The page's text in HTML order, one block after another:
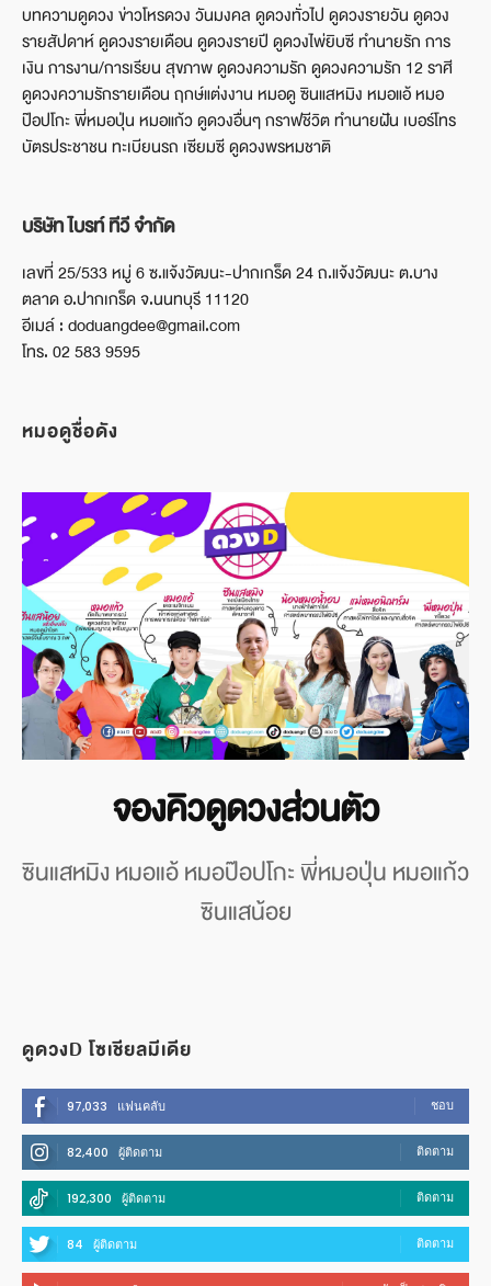
บทความดูดวง ข่าวโหรดวง วันมงคล ดูดวงทั่วไป ดูดวงรายวัน ดูดวง
รายสัปดาห์ ดูดวงรายเดือน ดูดวงรายปี ดูดวงไพ่ยิบซี ทำนายรัก การ
เงิน การงาน/การเรียน สุขภาพ ดูดวงความรัก ดูดวงความรัก 12 ราศี
ดูดวงความรักรายเดือน ฤกษ์แต่งงาน หมอดู ซินแสหมิง หมอแอ้ หมอ
ป๊อปโกะ พี่หมอปุ่น หมอแก้ว ดูดวงอื่นๆ กราฟชีวิต ทำนายฝัน เบอร์โทร
บัตรประชาชน ทะเบียนรถ เซียมซี ดูดวงพรหมชาติ
บริษัท ไบรท์ ทีวี จำกัด
เลขที่ 25/533 หมู่ 6 ซ.แจ้งวัฒนะ-ปากเกร็ด 24 ถ.แจ้งวัฒนะ ต.บาง
ตลาด อ.ปากเกร็ด จ.นนทบุรี 11120
อีเมล์ : doduangdee@gmail.com
โทร. 02 583 9595
หมอดูชื่อดัง
จองคิวดูดวงส่วนตัว
ซินแสหมิง หมอแอ้ หมอป๊อปโกะ พี่หมอปุ่น หมอแก้ว
ซินแสน้อย
ดูดวงD โซเชียลมีเดีย
97,033 แฟนคลับ ชอบ
82,400 ผู้ติดตาม ติดตาม
192,300 ผู้ติดตาม ติดตาม
84 ผู้ติดตาม ติดตาม